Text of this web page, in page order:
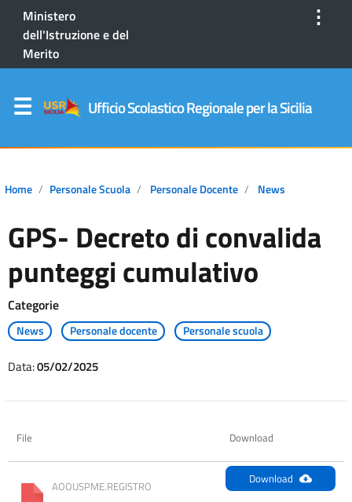
Ministero
dell'Istruzione e del
Merito
⋮
Ufficio Scolastico Regionale per la Sicilia
Home Personale Scuola Personale Docente News
GPS- Decreto di convalida
punteggi cumulativo
Categorie
News Personale docente Personale scuola
Data:05/02/2025
File Download
AOOUSPME.REGISTRO
Download